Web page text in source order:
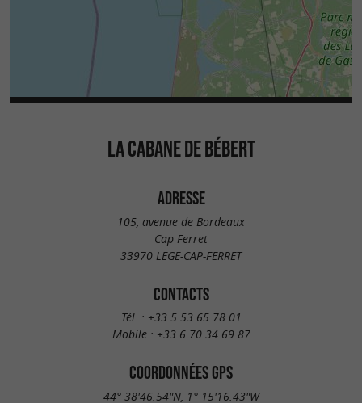
LA CABANE DE BÉBERT
ADRESSE
105, avenue de Bordeaux
Cap Ferret
33970 LEGE-CAP-FERRET
CONTACTS
Tél. : +33 5 53 65 78 01
Mobile : +33 6 70 34 69 87
COORDONNÉES GPS
44° 38'46.54"N, 1° 15'16.43"W